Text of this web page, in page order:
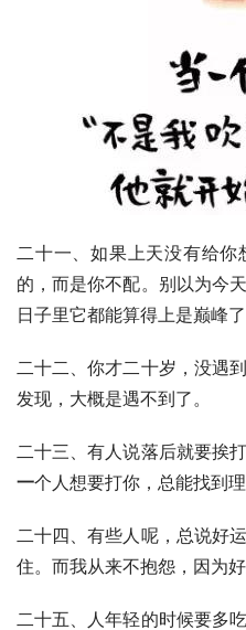
二十一、如果上天没有给
的，而是你不配。别以为今
日子里它都能算得上是巅峰了
二十二、你才二十岁，没遇
发现，大概是遇不到了。
二十三、有人说落后就要挨
一个人想要打你，总能找到理
二十四、有些人呢，总说好
住。而我从来不抱怨，因为
二十五、人年轻的时候要多